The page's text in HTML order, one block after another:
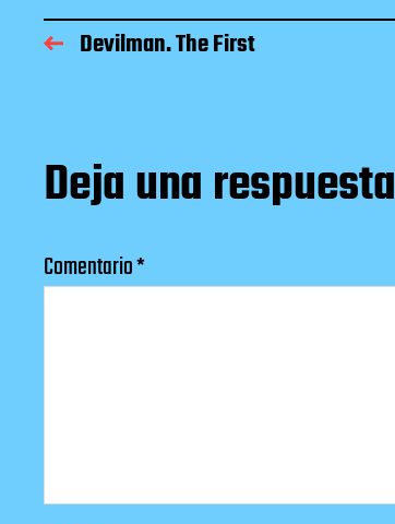
Devilman. The First
Deja una respuesta
Comentario*